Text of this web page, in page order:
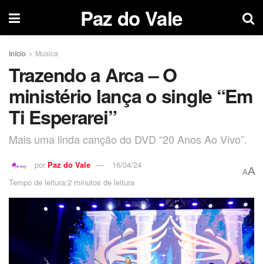
Paz do Vale
Início Música
Trazendo a Arca – O
ministério lança o single “Em
Ti Esperarei”
Mais uma linda canção do DVD “20 Anos Ao Vivo”.
por Paz do Vale
16/04/24
Tempo de leitura:2 minutos de leitura
AA